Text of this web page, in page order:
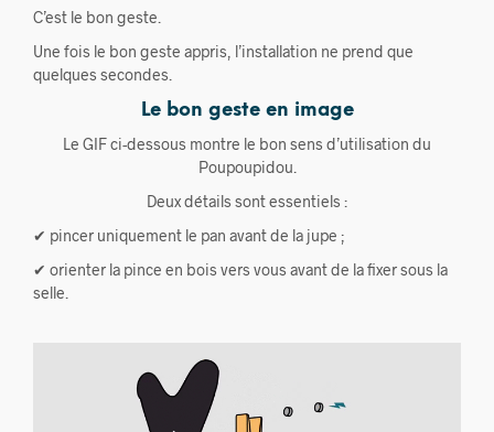
C’est le bon geste.
Une fois le bon geste appris, l’installation ne prend que
quelques secondes.
Le bon geste en image
Le GIF ci-dessous montre le bon sens d’utilisation du
Poupoupidou.
Deux détails sont essentiels :
✔ pincer uniquement le pan avant de la jupe ;
✔ orienter la pince en bois vers vous avant de la fixer sous la
selle.